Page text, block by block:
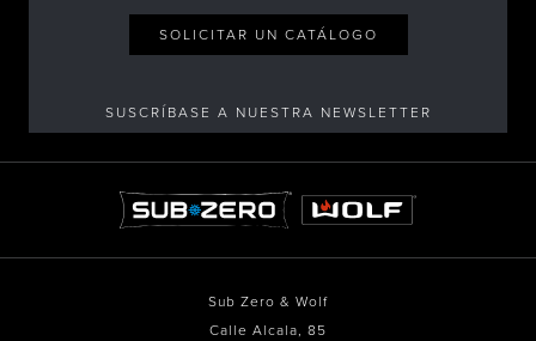
SOLICITAR UN CATÁLOGO
SUSCRÍBASE A NUESTRA NEWSLETTER
Sub Zero & Wolf
Calle Alcala, 85